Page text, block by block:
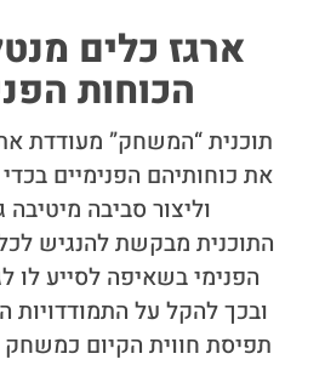
ארגז כלים
הכוחות
תוכנית “המשחק” מעודדת
את כוחותיהם הפנימיים
וליצור סביבה
התוכנית מבקשת להנגיש
הפנימי בשאיפה לסייע לו
ובכך להקל על התמודדויות
תפיסת חווית הקיום כמשחק